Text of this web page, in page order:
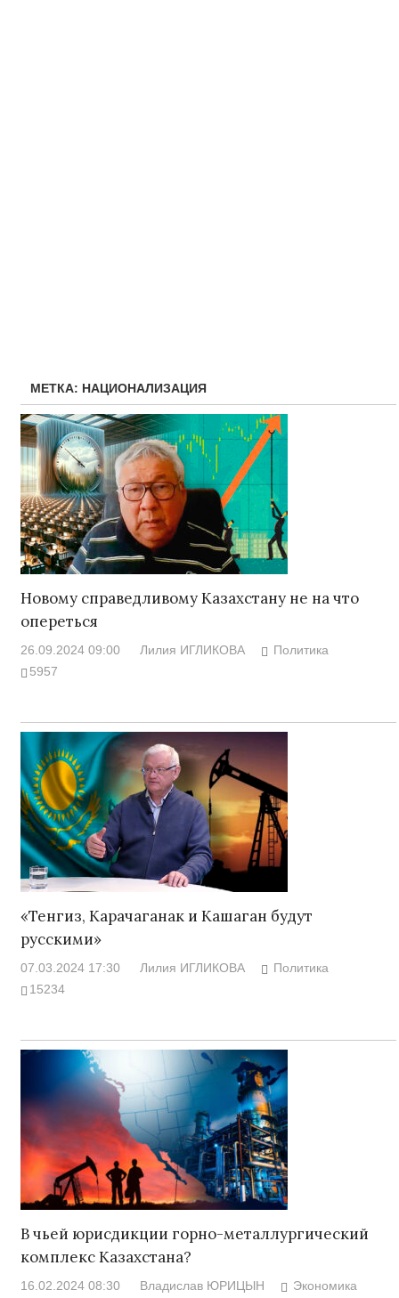
МЕТКА: НАЦИОНАЛИЗАЦИЯ
Новому справедливому Казахстану не на что
опереться
26.09.2024 09:00 Лилия ИГЛИКОВА
Политика
5957
«Тенгиз, Карачаганак и Кашаган будут
русскими»
07.03.2024 17:30 Лилия ИГЛИКОВА
Политика
15234
В чьей юрисдикции горно-металлургический
комплекс Казахстана?
16.02.2024 08:30 Владислав ЮРИЦЫН
Экономика